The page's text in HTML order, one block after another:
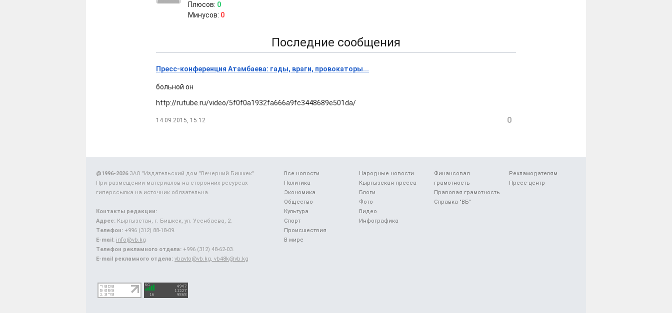
Плюсов: 0
Минусов: 0
Последние сообщения
Пресс-конференция Атамбаева: гады, враги, провокаторы...
больной oн
http://rutube.ru/video/5f0f0a1932fa666a9fc3448689e501da/
14.09.2015, 15:12 0
Все новости
Политика
Экономика
Общество
Культура
Спорт
Происшествия
В мире
Народные новости
Кыргызская пресса
Блоги
Фото
Видео
Инфографика
Финансовая
грамотность
Правовая грамотность
Справка "ВБ"
Рекламодателям
Пресс-центр
@1996-2026ЗАО "Издательский дом "Вечерний Бишкек"
При размещении материалов на сторонних ресурсах
гиперссылка на источник обязательна.
Контакты редакции:
Адрес: Кыргызстан, г. Бишкек, ул. Усенбаева, 2.
Телефон: +996 (312) 88-18-09.
E-mail: info@vb.kg
Телефон рекламного отдела: +996 (312) 48-62-03.
E-mail рекламного отдела: vbavto@vb.kg, vb48k@vb.kg